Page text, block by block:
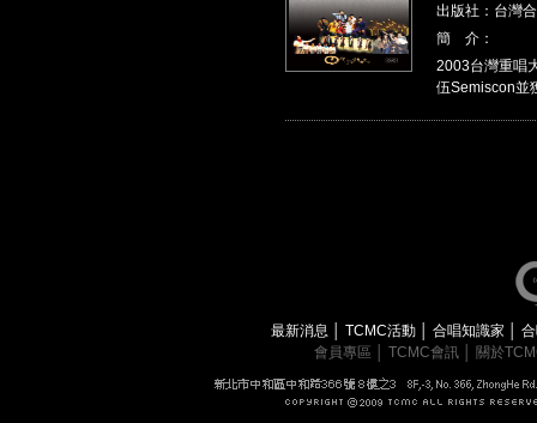
出版社：台灣
簡 介：
2003台灣重唱
伍Semiscon並
最新消息 TCMC活動 合唱知識家
會員專區
TCMC會訊 關於